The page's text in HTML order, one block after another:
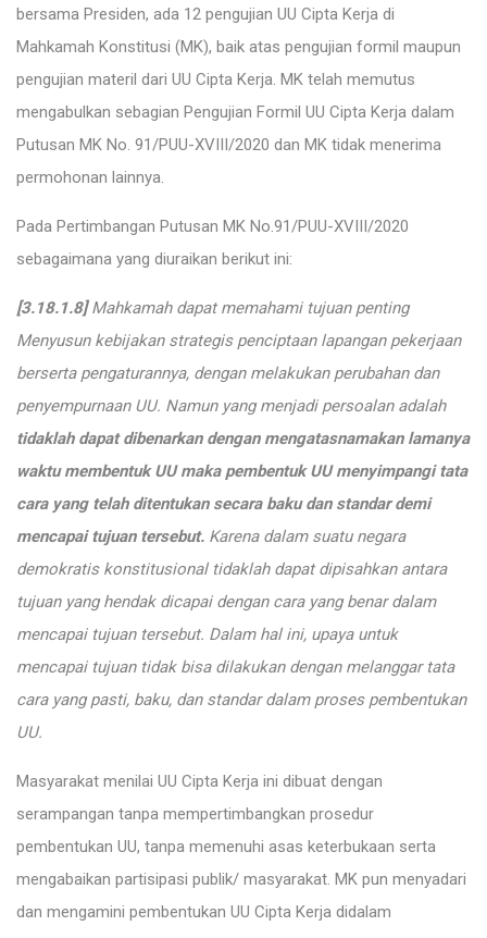
bersama Presiden, ada 12 pengujian UU Cipta Kerja di
Mahkamah Konstitusi (MK), baik atas pengujian formil maupun
pengujian materil dari UU Cipta Kerja. MK telah memutus
mengabulkan sebagian Pengujian Formil UU Cipta Kerja dalam
Putusan MK No. 91/PUU-XVIII/2020 dan MK tidak menerima
permohonan lainnya.
Pada Pertimbangan Putusan MK No.91/PUU-XVIII/2020
sebagaimana yang diuraikan berikut ini:
[3.18.1.8]Mahkamah dapat memahami tujuan penting
Menyusun kebijakan strategis penciptaan lapangan pekerjaan
berserta pengaturannya, dengan melakukan perubahan dan
penyempurnaan UU. Namun yang menjadi persoalan adalah
tidaklah dapat dibenarkan dengan mengatasnamakan lamanya
waktu membentuk UU maka pembentuk UU menyimpangi tata
cara yang telah ditentukan secara baku dan standar demi
mencapai tujuan tersebut. Karena dalam suatu negara
demokratis konstitusional tidaklah dapat dipisahkan antara
tujuan yang hendak dicapai dengan cara yang benar dalam
mencapai tujuan tersebut. Dalam hal ini, upaya untuk
mencapai tujuan tidak bisa dilakukan dengan melanggar tata
cara yang pasti, baku, dan standar dalam proses pembentukan
UU.
Masyarakat menilai UU Cipta Kerja ini dibuat dengan
serampangan tanpa mempertimbangkan prosedur
pembentukan UU, tanpa memenuhi asas keterbukaan serta
mengabaikan partisipasi publik/ masyarakat. MK pun menyadari
dan mengamini pembentukan UU Cipta Kerja didalam